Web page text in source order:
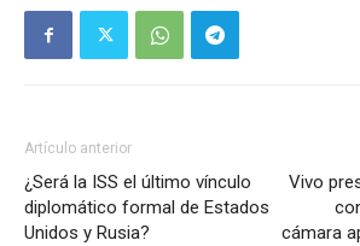
Artículo anterior
¿Será la ISS el último vínculo
diplomático formal de Estados
Unidos y Rusia?
Vivo
cámara